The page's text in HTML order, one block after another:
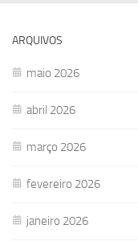
ARQUIVOS
maio 2026
abril 2026
março 2026
fevereiro 2026
janeiro 2026